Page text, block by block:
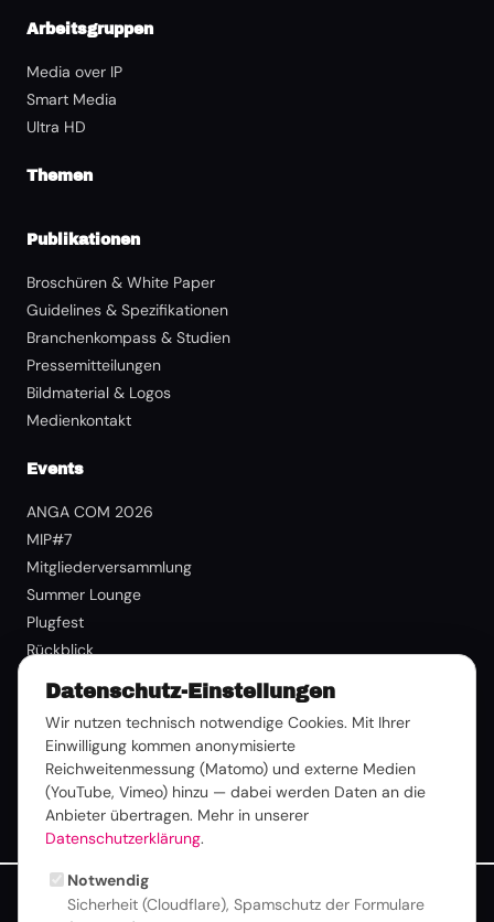
Arbeitsgruppen
Media over IP
Smart Media
Ultra HD
Themen
Publikationen
Broschüren & White Paper
Guidelines & Spezifikationen
Branchenkompass & Studien
Pressemitteilungen
Bildmaterial & Logos
Medienkontakt
Events
ANGA COM 2026
MIP#7
Mitgliederversammlung
Summer Lounge
Plugfest
Rückblick
Mitgliedschaft
Benefits
Mitglied werden
Mitglieder-Login
Datenschutz-Einstellungen
Wir nutzen technisch notwendige Cookies. Mit Ihrer
Einwilligung kommen anonymisierte
Reichweitenmessung (Matomo) und externe Medien
(YouTube, Vimeo) hinzu — dabei werden Daten an die
Anbieter übertragen. Mehr in unserer
Datenschutzerklärung.
Notwendig
Sicherheit (Cloudflare), Spamschutz der Formulare